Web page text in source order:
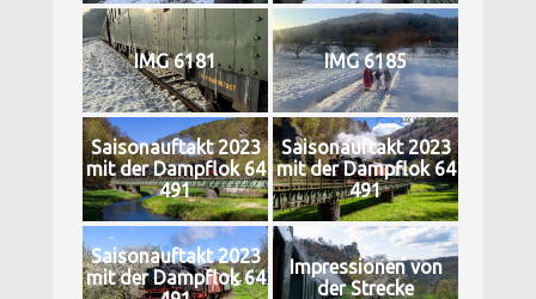
IMG 6181 IMG 6185
Saisonauftakt 2023
mit der Dampflok 64
491
Saisonauftakt 2023
mit der Dampflok 64
491
Saisonauftakt 2023
mit der Dampflok 64
Impressionen von
der Strecke